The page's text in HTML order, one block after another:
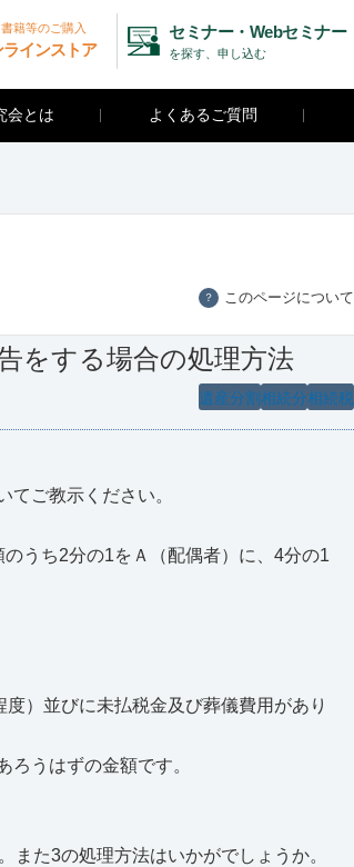
籍等のご購入
インストア
セミナー・Webセミナー
を探す、申し込む
会とは よくあるご質問
？ このページについて
をする場合の処理方法
相続税
相続分
遺産分割
ご教示ください。
うち2分の1をＡ（配偶者）に、4分の1
）並びに未払税金及び葬儀費用があり
うはずの金額です。
た3の処理方法はいかがでしょうか。